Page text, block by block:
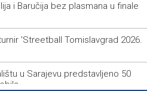
i Baručija bez plasmana u finale
'Streetball Tomislavgrad 2026.
u Sarajevu predstavljeno 50